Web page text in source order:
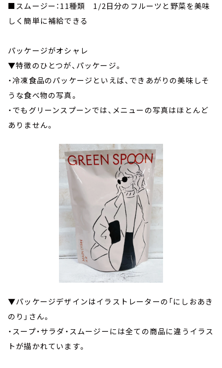
■スムージー：11種類 1/2日分のフルーツと野菜を美味
しく簡単に補給できる
パッケージがオシャレ
▼特徴のひとつが、パッケージ。
・冷凍食品のパッケージといえば、できあがりの美味しそ
うな食べ物の写真。
・でもグリーンスプーンでは、メニューの写真はほとんど
ありません。
▼パッケージデザインはイラストレーターの「にしおあき
のり」さん。
・スープ・サラダ・スムージーには全ての商品に違うイラス
トが描かれています。